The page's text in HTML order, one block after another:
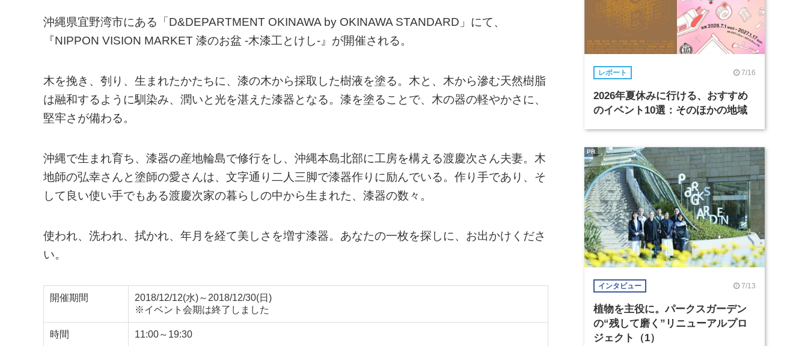
沖縄県宜野湾市にある「D&DEPARTMENT OKINAWA by OKINAWA STANDARD」にて、
『NIPPON VISION MARKET 漆のお盆 -木漆工とけし-』が開催される。
木を挽き、刳り、生まれたかたちに、漆の木から採取した樹液を塗る。木と、木から滲む天然樹脂
は融和するように馴染み、潤いと光を湛えた漆器となる。漆を塗ることで、木の器の軽やかさに、
堅牢さが備わる。
沖縄で生まれ育ち、漆器の産地輪島で修行をし、沖縄本島北部に工房を構える渡慶次さん夫妻。木
地師の弘幸さんと塗師の愛さんは、文字通り二人三脚で漆器作りに励んでいる。作り手であり、そ
して良い使い手でもある渡慶次家の暮らしの中から生まれた、漆器の数々。
使われ、洗われ、拭かれ、年月を経て美しさを増す漆器。あなたの一枚を探しに、お出かけくださ
い。
開催期間
2018/12/12(水)～2018/12/30(日)
※イベント会期は終了しました
時間 11:00～19:30
レポート 7/16
2026年夏休みに行ける、おすすめ
のイベント10選：そのほかの地域
インタビュー 7/13
植物を主役に。パークスガーデン
の“残して磨く”リニューアルプロ
ジェクト（1）
PR